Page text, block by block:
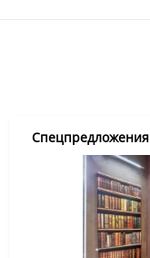
Спецпредложения